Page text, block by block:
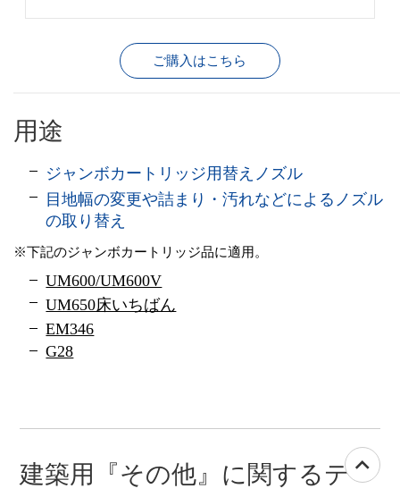
ご購入はこちら
用途
ジャンボカートリッジ用替えノズル
目地幅の変更や詰まり・汚れなどによるノズル
の取り替え
※下記のジャンボカートリッジ品に適用。
UM600/UM600V
UM650床いちばん
EM346
G28
建築用『その他』に関するテー